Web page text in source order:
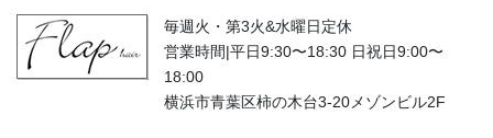
毎週火・第3火&水曜日定休
営業時間|平日9:30〜18:30 日祝日9:00〜
18:00
横浜市青葉区柿の木台3-20メゾンビル2F